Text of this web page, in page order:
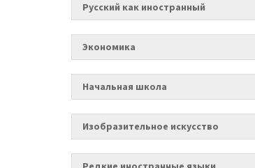
Русский как иностранный
Экономика
Начальная школа
Изобразительное искусство